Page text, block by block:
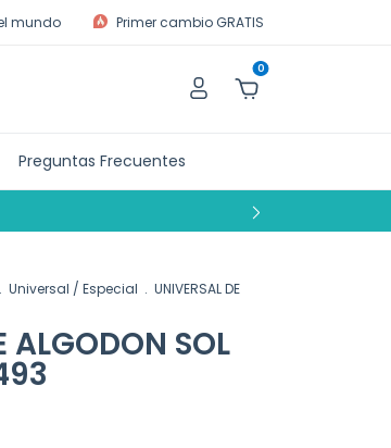
mundo Primer cambio GRATIS
0
Preguntas Frecuentes
. Universal / Especial . UNIVERSAL DE
ALGODON SOL